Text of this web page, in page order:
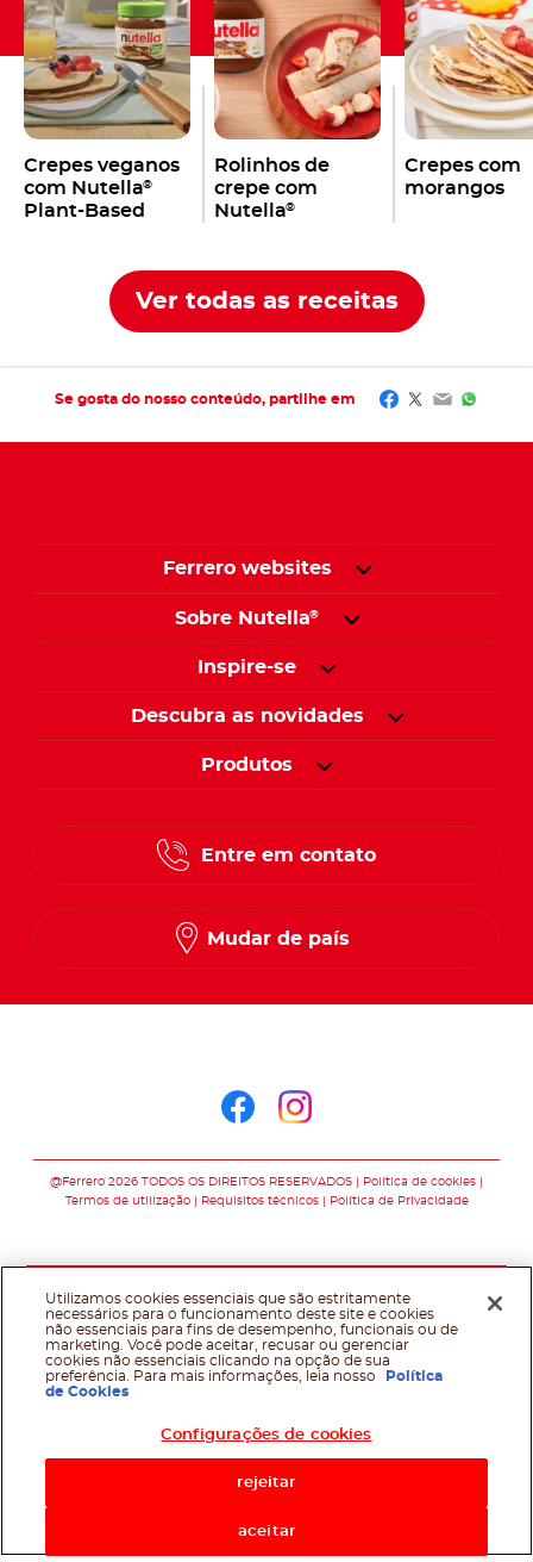
Crepes veganos
com Nutella®
Plant-Based
Rolinhos de
crepe com
Nutella®
Crepes com
morangos
Ver todas as receitas
Se gosta do nosso conteúdo, partilhe em Facebook
Twitter
Email
Ferrero websites
Sobre Nutella®
Inspire-se
Descubra as novidades
Produtos
Entre em contato
Mudar de país
@Ferrero 2026 TODOS OS DIREITOS RESERVADOS
Política de cookies
Termos de utilização
Requisitos técnicos Política de Privacidade
Utilizamos cookies essenciais que são estritamente
necessários para o funcionamento deste site e cookies
não essenciais para fins de desempenho, funcionais ou de
marketing. Você pode aceitar, recusar ou gerenciar
cookies não essenciais clicando na opção de sua
preferência. Para mais informações, leia nosso
Política
de Cookies
Configurações de cookies
rejeitar
aceitar